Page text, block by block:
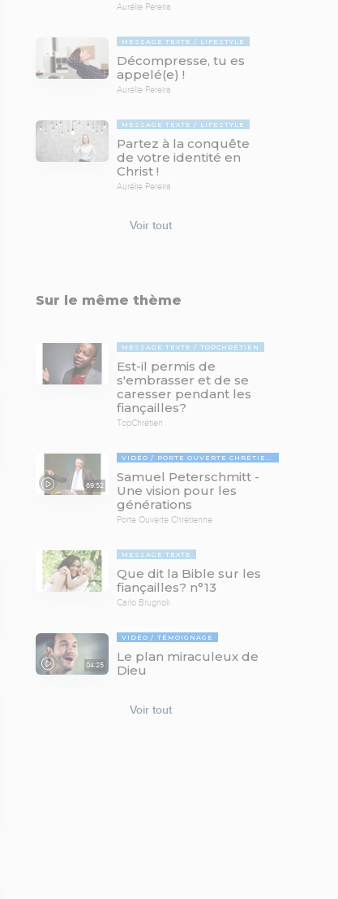
Aurélie Pereira
MESSAGE TEXTE LIFESTYLE
Décompresse, tu es
appelé(e) !
Aurélie Pereira
MESSAGE TEXTE LIFESTYLE
Partez à la conquête
de votre identité en
Christ !
Aurélie Pereira
Voir tout
Sur le même thème
MESSAGE TEXTE TOPCHRÉTIEN
Est-il permis de
s'embrasser et de se
caresser pendant les
fiançailles?
TopChrétien
69:52
VIDÉO PORTE OUVERTE CHRÉTIENNE
Samuel Peterschmitt -
Une vision pour les
générations
Porte Ouverte Chrétienne
MESSAGE TEXTE
Que dit la Bible sur les
fiançailles? n°13
Carlo Brugnoli
04:25
VIDÉO TÉMOIGNAGE
Le plan miraculeux de
Dieu
Voir tout